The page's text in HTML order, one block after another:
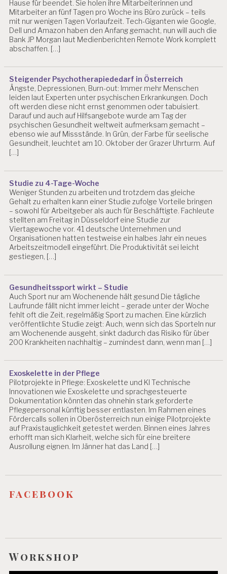
Hause für beendet. Sie holen ihre Mitarbeiterinnen und
Mitarbeiter an fünf Tagen pro Woche ins Büro zurück – teils
mit nur wenigen Tagen Vorlaufzeit. Tech-Giganten wie Google,
Dell und Amazon haben den Anfang gemacht, nun will auch die
Bank JP Morgan laut Medienberichten Remote Work komplett
abschaffen. […]
Steigender Psychotherapiededarf in Österreich
Ängste, Depressionen, Burn-out: Immer mehr Menschen
leiden laut Experten unter psychischen Erkrankungen. Doch
oft werden diese nicht ernst genommen oder tabuisiert.
Darauf und auch auf Hilfsangebote wurde am Tag der
psychischen Gesundheit weltweit aufmerksam gemacht –
ebenso wie auf Missstände. In Grün, der Farbe für seelische
Gesundheit, leuchtet am 10. Oktober der Grazer Uhrturm. Auf
[…]
Studie zu 4-Tage-Woche
Weniger Stunden zu arbeiten und trotzdem das gleiche
Gehalt zu erhalten kann einer Studie zufolge Vorteile bringen
– sowohl für Arbeitgeber als auch für Beschäftigte. Fachleute
stellten am Freitag in Düsseldorf eine Studie zur
Viertagewoche vor. 41 deutsche Unternehmen und
Organisationen hatten testweise ein halbes Jahr ein neues
Arbeitszeitmodell eingeführt. Die Produktivität sei leicht
gestiegen, […]
Gesundheitssport wirkt – Studie
Auch Sport nur am Wochenende hält gesund Die tägliche
Laufrunde fällt nicht immer leicht – gerade unter der Woche
fehlt oft die Zeit, regelmäßig Sport zu machen. Eine kürzlich
veröffentlichte Studie zeigt: Auch, wenn sich das Sporteln nur
am Wochenende ausgeht, sinkt dadurch das Risiko für über
200 Krankheiten nachhaltig – zumindest dann, wenn man […]
Exoskelette in der Pflege
Pilotprojekte in Pflege: Exoskelette und KI Technische
Innovationen wie Exoskelette und sprachgesteuerte
Dokumentation könnten das ohnehin stark geforderte
Pflegepersonal künftig besser entlasten. Im Rahmen eines
Fördercalls sollen in Oberösterreich nun einige Pilotprojekte
auf Praxistauglichkeit getestet werden. Binnen eines Jahres
erhofft man sich Klarheit, welche sich für eine breitere
Ausrollung eignen. Im Jänner hat das Land […]
facebook
Workshop